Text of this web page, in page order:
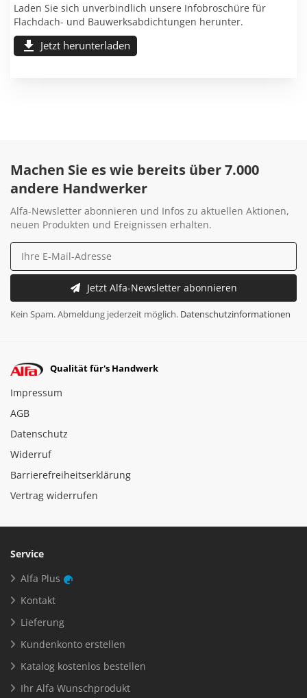
Laden Sie sich unverbindlich unsere Infobroschüre für
Flachdach- und Bauwerksabdichtungen herunter.
download Jetzt herunterladen
Machen Sie es wie bereits über 7.000
andere Handwerker
Alfa-Newsletter abonnieren und Infos zu aktuellen Aktionen,
neuen Produkten und Ereignissen erhalten.
Jetzt Alfa-Newsletter abonnieren
Kein Spam. Abmeldung jederzeit möglich. Datenschutzinformationen
Qualität für's Handwerk
Impressum
AGB
Datenschutz
Widerruf
Barrierefreiheitserklärung
Vertrag widerrufen
Service
Alfa Plus
Kontakt
Lieferung
Kundenkonto erstellen
Katalog kostenlos bestellen
Ihr Alfa Wunschprodukt